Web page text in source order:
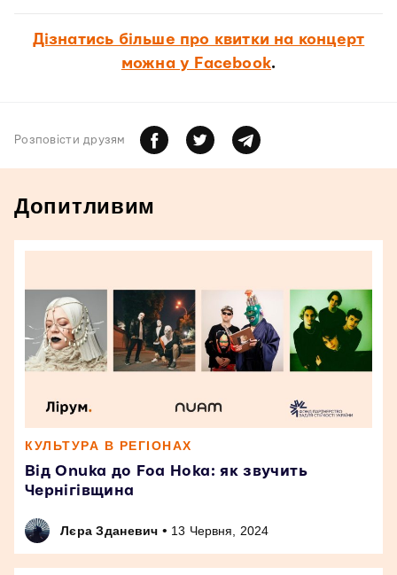
Дізнатись більше про квитки на концерт
можна у Facebook.
Розповiсти друзям
Допитливим
КУЛЬТУРА В РЕГІОНАХ
Від Onuka до Foa Hoka: як звучить
Чернігівщина
Лєра Зданевич • 13 Червня, 2024